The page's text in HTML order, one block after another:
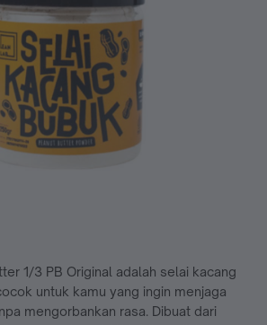
1/3 PB Original adalah selai kacang
untuk kamu yang ingin menjaga
mengorbankan rasa. Dibuat dari